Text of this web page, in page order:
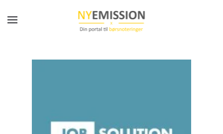
Gå til hovedindhold